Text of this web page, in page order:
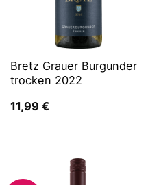
Bretz Grauer Burgunder
trocken 2022
11,99 €